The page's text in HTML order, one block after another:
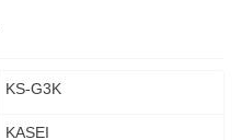
KS-G3K
KASEI